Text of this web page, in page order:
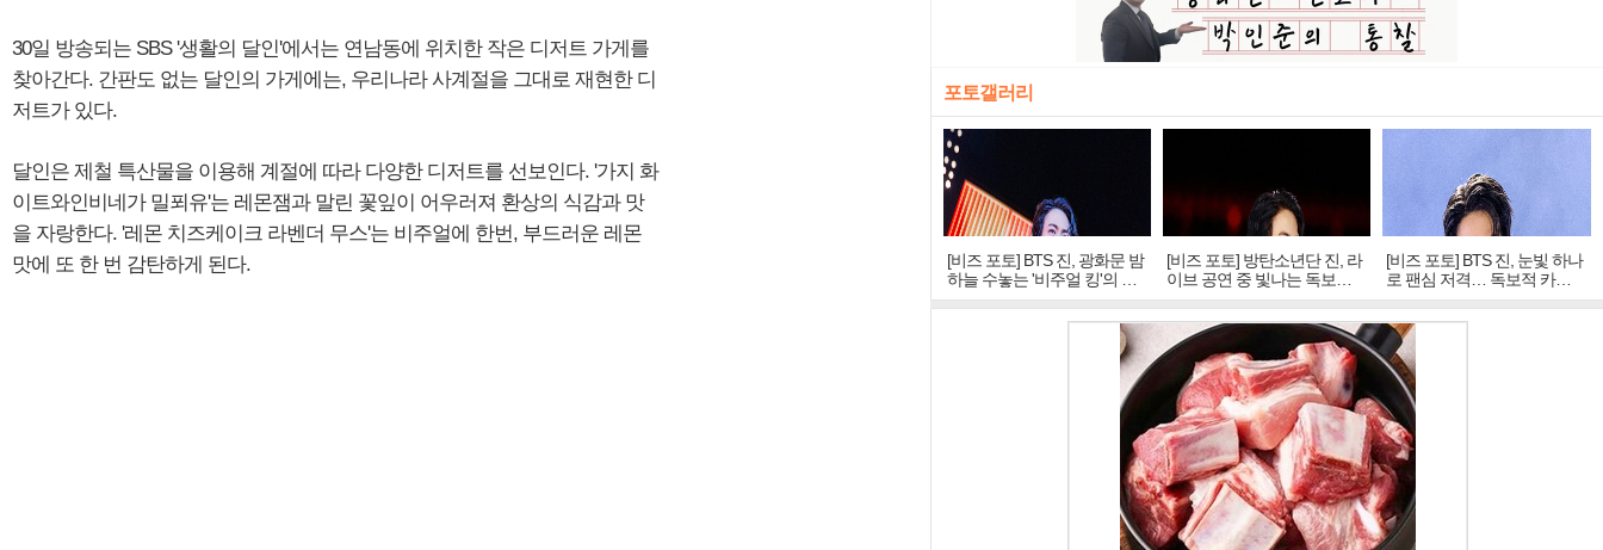
30일 방송되는 SBS '생활의 달인'에서는 연남동에 위치한 작은 디저트 가게를
찾아간다. 간판도 없는 달인의 가게에는, 우리나라 사계절을 그대로 재현한 디
저트가 있다.
달인은 제철 특산물을 이용해 계절에 따라 다양한 디저트를 선보인다. '가지 화
이트와인비네가 밀푀유'는 레몬잼과 말린 꽃잎이 어우러져 환상의 식감과 맛
을 자랑한다. '레몬 치즈케이크 라벤더 무스'는 비주얼에 한번, 부드러운 레몬
맛에 또 한 번 감탄하게 된다.
포토갤러리
[비즈 포토] BTS 진, 광화문 밤
하늘 수놓는 '비주얼 킹'의 열
창
[비즈 포토] 방탄소년단 진, 라
이브 공연 중 빛나는 독보적
아우라
[비즈 포토] BTS 진, 눈빛 하나
로 팬심 저격… 독보적 카리
스마